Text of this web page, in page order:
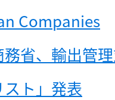
Companies
務省、輸出管
ト」発表